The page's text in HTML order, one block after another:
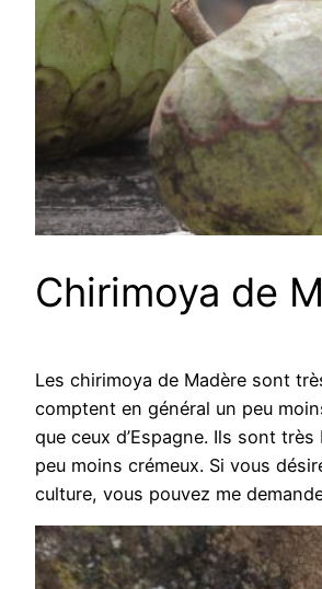
Chirimoya de
Les chirimoya de Madère sont
comptent en général un peu
que ceux d’Espagne. Ils sont
peu moins crémeux. Si vous
culture, vous pouvez me